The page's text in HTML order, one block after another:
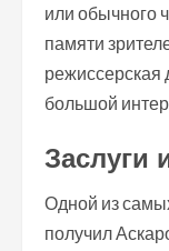
или обычного
памяти
режиссерская
большой
Заслуги
Одной из
получил